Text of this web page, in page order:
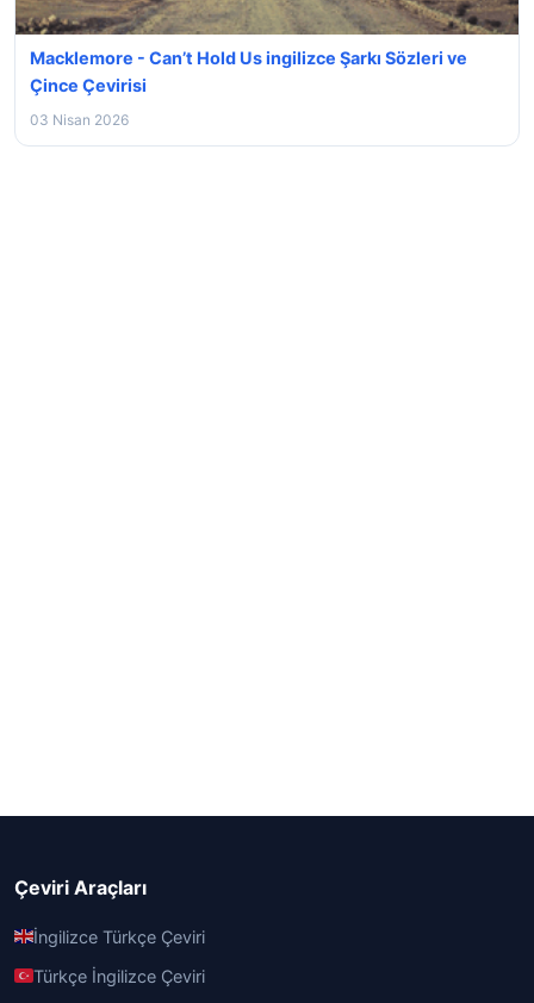
Macklemore - Can’t Hold Us ingilizce Şarkı Sözleri ve
Çince Çevirisi
03 Nisan 2026
Çeviri Araçları
İngilizce Türkçe Çeviri
Türkçe İngilizce Çeviri